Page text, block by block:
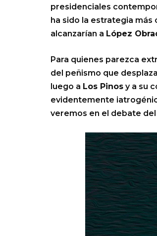
presidenciales
ha sido la estrategia
alcanzarían a López
Para quienes parezca
del peñismo que
luego a Los Pinos y a su
evidentemente
veremos en el debate